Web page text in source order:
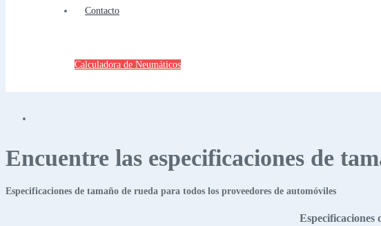
Contacto
Calculadora de Neumáticos
Encuentre las especificaciones de
Especificaciones de tamaño de rueda para todos los proveedores de automóviles